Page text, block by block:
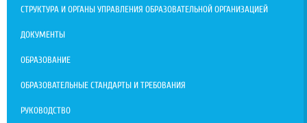
СТРУКТУРА И ОРГАНЫ УПРАВЛЕНИЯ ОБРАЗОВАТЕЛЬНОЙ ОРГАНИЗАЦИЕЙ
ДОКУМЕНТЫ
ОБРАЗОВАНИЕ
ОБРАЗОВАТЕЛЬНЫЕ СТАНДАРТЫ И ТРЕБОВАНИЯ
РУКОВОДСТВО